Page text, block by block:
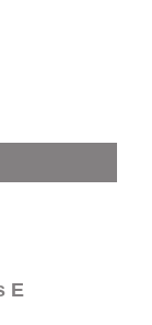
E